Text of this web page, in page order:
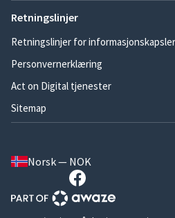
Retningslinjer
Retningslinjer for informasjonskapsler
Personvernerklæring
Act on Digital tjenester
Sitemap
Norsk — NOK